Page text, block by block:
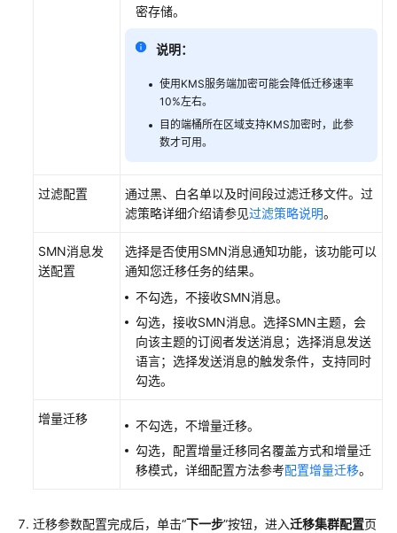
书
资
密存储。
说明：
使用KMS服务端加密可能会降低迁移速率
10%左右。
目的端桶所在区域支持KMS加密时，此参
数才可用。
过滤配置
通过黑、白名单以及时间段过滤迁移文件。过
滤策略详细介绍请参见过滤策略说明。
SMN消息发
送配置
选择是否使用SMN消息通知功能，该功能可以
通知您迁移任务的结果。
不勾选，不接收SMN消息。
勾选，接收SMN消息。选择SMN主题，会
向该主题的订阅者发送消息；选择消息发送
语言；选择发送消息的触发条件，支持同时
勾选。
增量迁移
不勾选，不增量迁移。
勾选，配置增量迁移同名覆盖方式和增量迁
移模式，详细配置方法参考配置增量迁移。
迁移参数配置完成后，单击“下一步”按钮，进入迁移集群配置页